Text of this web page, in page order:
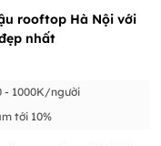
rooftop Hà Nội với
nhất
- 1000K/người
tới 10%